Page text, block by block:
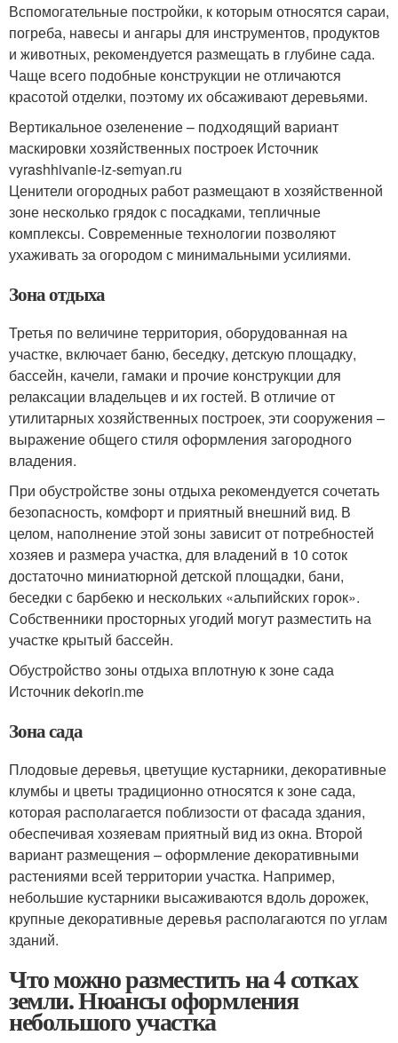
Вспомогательные постройки, к которым относятся сараи,
погреба, навесы и ангары для инструментов, продуктов
и животных, рекомендуется размещать в глубине сада.
Чаще всего подобные конструкции не отличаются
красотой отделки, поэтому их обсаживают деревьями.
Вертикальное озеленение – подходящий вариант
маскировки хозяйственных построек Источник
vyrashhivanie-iz-semyan.ru
Ценители огородных работ размещают в хозяйственной
зоне несколько грядок с посадками, тепличные
комплексы. Современные технологии позволяют
ухаживать за огородом с минимальными усилиями.
Зона отдыха
Третья по величине территория, оборудованная на
участке, включает баню, беседку, детскую площадку,
бассейн, качели, гамаки и прочие конструкции для
релаксации владельцев и их гостей. В отличие от
утилитарных хозяйственных построек, эти сооружения –
выражение общего стиля оформления загородного
владения.
При обустройстве зоны отдыха рекомендуется сочетать
безопасность, комфорт и приятный внешний вид. В
целом, наполнение этой зоны зависит от потребностей
хозяев и размера участка, для владений в 10 соток
достаточно миниатюрной детской площадки, бани,
беседки с барбекю и нескольких «альпийских горок».
Собственники просторных угодий могут разместить на
участке крытый бассейн.
Обустройство зоны отдыха вплотную к зоне сада
Источник dekorin.me
Зона сада
Плодовые деревья, цветущие кустарники, декоративные
клумбы и цветы традиционно относятся к зоне сада,
которая располагается поблизости от фасада здания,
обеспечивая хозяевам приятный вид из окна. Второй
вариант размещения – оформление декоративными
растениями всей территории участка. Например,
небольшие кустарники высаживаются вдоль дорожек,
крупные декоративные деревья располагаются по углам
зданий.
Что можно разместить на 4 сотках
земли. Нюансы оформления
небольшого участка